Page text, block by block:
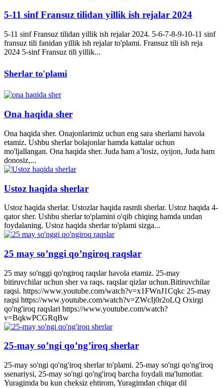
5-11 sinf Fransuz tilidan yillik ish rejalar 2024
5-11 sinf Fransuz tilidan yillik ish rejalar 2024. 5-6-7-8-9-10-11 sinf
fransuz tili fanidan yillik ish rejalar to'plami. Fransuz tili ish reja
2024 5-sinf Fransuz tili yillik...
Sherlar to'plami
Ona haqida sher
Ona haqida sher. Onajonlarimiz uchun eng sara sherlarni havola
etamiz. Ushbu sherlar bolajonlar hamda kattalar uchun
mo'ljallangan. Ona haqida sher. Juda ham a’losiz, oyijon, Juda ham
donosiz,...
Ustoz haqida sherlar
Ustoz haqida sherlar. Ustozlar haqida rasmli sherlar. Ustoz haqida 4-
qator sher. Ushbu sherlar to'plamini o'qib chiqing hamda undan
foydalaning. Ustoz haqida sherlar to'plami sizga...
25 may so’nggi qo’ngiroq raqslar
25 may so'nggi qo'ngiroq raqslar havola etamiz. 25-may
bitiruvchilar uchun sher va raqs. raqslar qizlar uchun.Bitiruvchilar
raqsi. https://www.youtube.com/watch?v=x1FWnJ1Cqkc 25-may
raqsi https://www.youtube.com/watch?v=ZWcIj0r2oLQ Oxirgi
qo'ng'iroq raqslari https://www.youtube.com/watch?
v=BqkwPCGRqBw
25-may so’ngi qo’ng’iroq sherlar
25-may so'ngi qo'ng'iroq sherlar to'plami. 25-may so'ngi qo'ng'iroq
ssenariysi, 25-may so'ngi qo'ng'iroq barcha foydali ma'lumotlar.
Yuragimda bu kun cheksiz ehtirom, Yuragimdan chiqar dil